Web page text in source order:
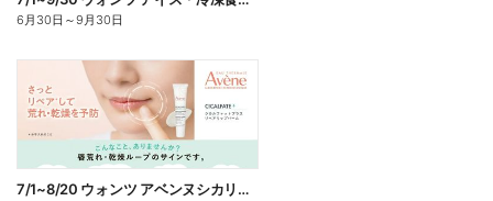
6月30日 ～9月30日
7/1~8/20 ウォンツ アベンヌシカリップ予約